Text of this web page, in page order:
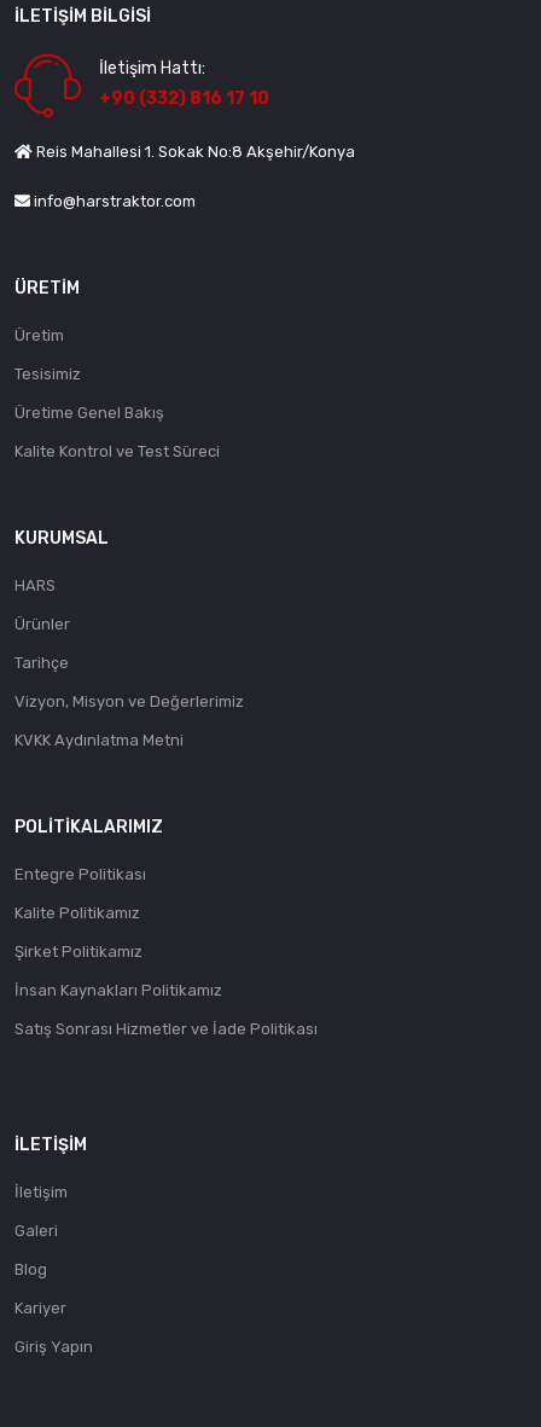
İLETIŞIM BILGISI
İletişim Hattı:
+90 (332) 816 17 10
Reis Mahallesi 1. Sokak No:8 Akşehir/Konya
info@harstraktor.com
ÜRETIM
Üretim
Tesisimiz
Üretime Genel Bakış
Kalite Kontrol ve Test Süreci
KURUMSAL
HARS
Ürünler
Tarihçe
Vizyon, Misyon ve Değerlerimiz
KVKK Aydınlatma Metni
POLITIKALARIMIZ
Entegre Politikası
Kalite Politikamız
Şirket Politikamız
İnsan Kaynakları Politikamız
Satış Sonrası Hizmetler ve İade Politikası
İLETIŞIM
İletişim
Galeri
Blog
Kariyer
Giriş Yapın